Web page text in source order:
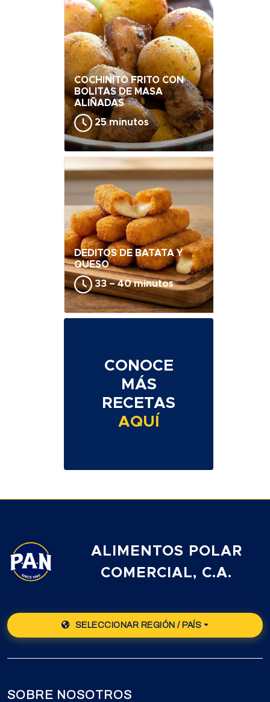
COCHINITO FRITO CON
BOLITAS DE MASA
ALIÑADAS
25 minutos
DEDITOS DE BATATA Y
QUESO
33 – 40 minutos
CONOCE
MÁS
RECETAS
AQUÍ
ALIMENTOS POLAR
COMERCIAL, C.A.
SELECCIONAR REGIÓN / PAÍS
SOBRE NOSOTROS